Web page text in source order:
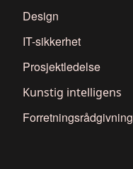
Design
IT-sikkerhet
Prosjektledelse
Kunstig intelligens
Forretningsrådgivning